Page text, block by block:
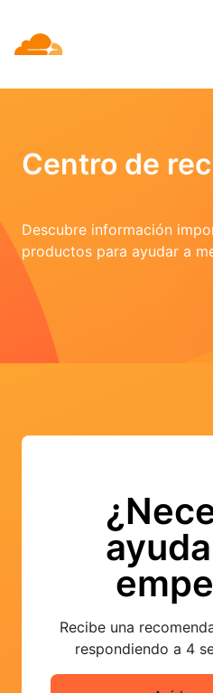
Centro de
Descubre información
productos para ayudar a
Recibe una
respondiendo a 4